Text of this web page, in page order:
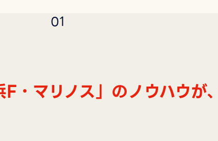
01
・マリノス」のノウハウが